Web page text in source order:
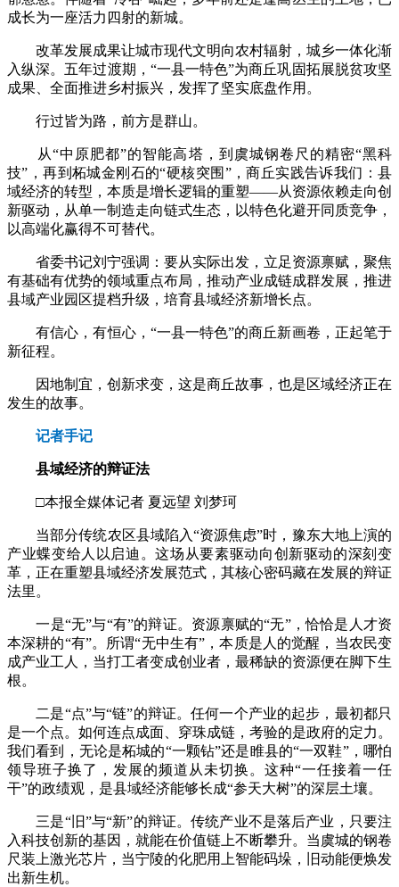
成长为一座活力四射的新城。
改革发展成果让城市现代文明向农村辐射，城乡一体化渐
入纵深。五年过渡期，“一县一特色”为商丘巩固拓展脱贫攻坚
成果、全面推进乡村振兴，发挥了坚实底盘作用。
行过皆为路，前方是群山。
从“中原肥都”的智能高塔，到虞城钢卷尺的精密“黑科
技”，再到柘城金刚石的“硬核突围”，商丘实践告诉我们：县
域经济的转型，本质是增长逻辑的重塑——从资源依赖走向创
新驱动，从单一制造走向链式生态，以特色化避开同质竞争，
以高端化赢得不可替代。
省委书记刘宁强调：要从实际出发，立足资源禀赋，聚焦
有基础有优势的领域重点布局，推动产业成链成群发展，推进
县域产业园区提档升级，培育县域经济新增长点。
有信心，有恒心，“一县一特色”的商丘新画卷，正起笔于
新征程。
因地制宜，创新求变，这是商丘故事，也是区域经济正在
发生的故事。
记者手记
县域经济的辩证法
□本报全媒体记者 夏远望 刘梦珂
当部分传统农区县域陷入“资源焦虑”时，豫东大地上演的
产业蝶变给人以启迪。这场从要素驱动向创新驱动的深刻变
革，正在重塑县域经济发展范式，其核心密码藏在发展的辩证
法里。
一是“无”与“有”的辩证。资源禀赋的“无”，恰恰是人才资
本深耕的“有”。所谓“无中生有”，本质是人的觉醒，当农民变
成产业工人，当打工者变成创业者，最稀缺的资源便在脚下生
根。
二是“点”与“链”的辩证。任何一个产业的起步，最初都只
是一个点。如何连点成面、穿珠成链，考验的是政府的定力。
我们看到，无论是柘城的“一颗钻”还是睢县的“一双鞋”，哪怕
领导班子换了，发展的频道从未切换。这种“一任接着一任
干”的政绩观，是县域经济能够长成“参天大树”的深层土壤。
三是“旧”与“新”的辩证。传统产业不是落后产业，只要注
入科技创新的基因，就能在价值链上不断攀升。当虞城的钢卷
尺装上激光芯片，当宁陵的化肥用上智能码垛，旧动能便焕发
出新生机。